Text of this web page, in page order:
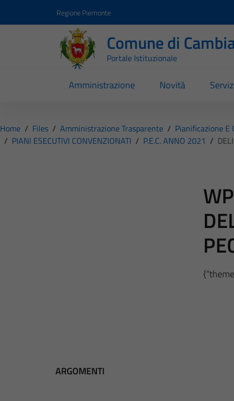
Regione Piemonte
Comune di
Portale Istituzionale
Amministrazione Novità
Home / Files / Amministrazione Trasparente / Pianificazione E
/ PIANI ESECUTIVI CONVENZIONATI / P.E.C. ANNO 2021 /
ARGOMENTI